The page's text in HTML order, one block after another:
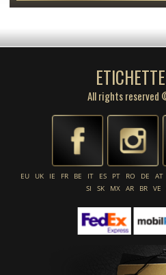
All rights reserved
EU UK IE FR BE IT ES PT RO DE AT
SI
SK MX AR BR VE